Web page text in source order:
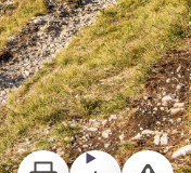
ImprimerTéléchargerSignaler